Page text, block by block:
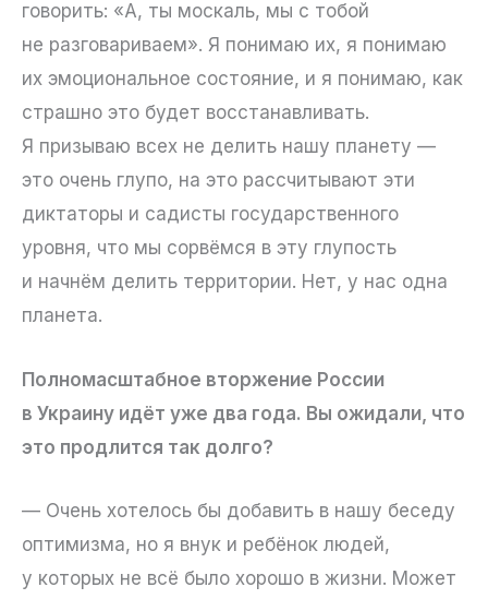
говорить: «А, ты москаль, мы с тобой
не разговариваем». Я понимаю их, я понимаю
их эмоциональное состояние, и я понимаю, как
страшно это будет восстанавливать.
Я призываю всех не делить нашу планету —
это очень глупо, на это рассчитывают эти
диктаторы и садисты государственного
уровня, что мы сорвёмся в эту глупость
и начнём делить территории. Нет, у нас одна
планета.
Полномасштабное вторжение России
в Украину идёт уже два года. Вы ожидали, что
это продлится так долго?
— Очень хотелось бы добавить в нашу беседу
оптимизма, но я внук и ребёнок людей,
у которых не всё было хорошо в жизни. Может